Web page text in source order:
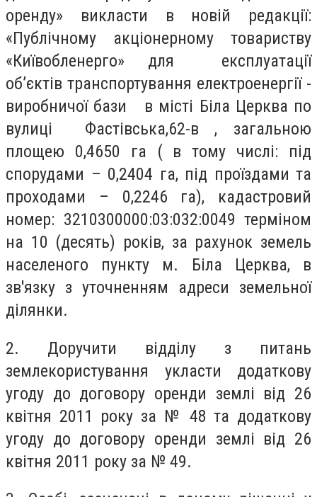
оренду» викласти в новій редакції:
«Публічному акціонерному товариству
«Київобленерго» для експлуатації
об’єктів транспортування електроенергії -
виробничої бази в місті Біла Церква по
вулиці Фастівська,62-в , загальною
площею 0,4650 га ( в тому числі: під
спорудами – 0,2404 га, під проїздами та
проходами – 0,2246 га), кадастровий
номер: 3210300000:03:032:0049 терміном
на 10 (десять) років, за рахунок земель
населеного пункту м. Біла Церква, в
зв'язку з уточненням адреси земельної
ділянки.
2. Доручити відділу з питань
землекористування укласти додаткову
угоду до договору оренди землі від 26
квітня 2011 року за № 48 та додаткову
угоду до договору оренди землі від 26
квітня 2011 року за № 49.